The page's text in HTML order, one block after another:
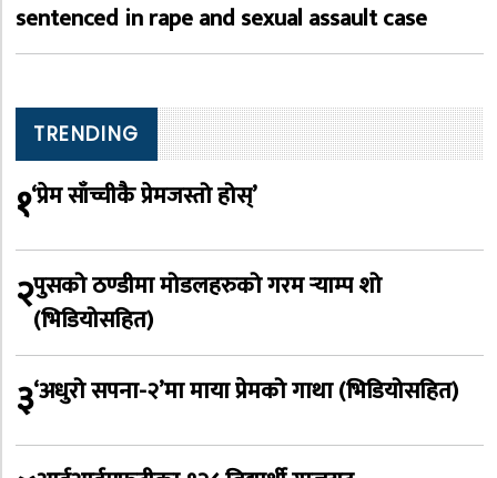
sentenced in rape and sexual assault case
TRENDING
१‘प्रेम साँच्चीकै प्रेमजस्तो होस्’
२पुसको ठण्डीमा मोडलहरुको गरम र्‍याम्प शो
(भिडियोसहित)
३‘अधुरो सपना-२’मा माया प्रेमको गाथा (भिडियोसहित)